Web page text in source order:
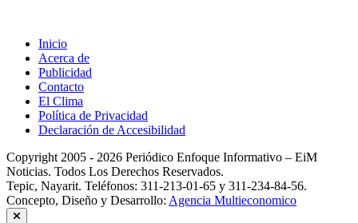
Inicio
Acerca de
Publicidad
Contacto
El Clima
Política de Privacidad
Declaración de Accesibilidad
Copyright 2005 - 2026 Periódico Enfoque Informativo – EiM
Noticias. Todos Los Derechos Reservados.
Tepic, Nayarit. Teléfonos: 311-213-01-65 y 311-234-84-56.
Concepto, Diseño y Desarrollo: Agencia Multieconomico